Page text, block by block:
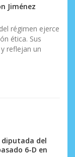
Jiménez
régimen ejerce
ética. Sus
reflejan un
diputada del
6-D en